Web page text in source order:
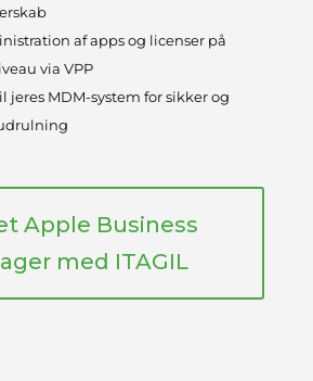
af apps og licenser på
via VPP
jeres MDM-system for sikker og
Apple Business
med ITAGIL